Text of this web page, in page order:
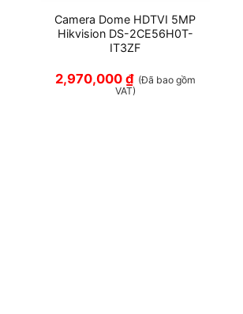
Camera Dome HDTVI 5MP
Hikvision DS-2CE56H0T-
IT3ZF
2,970,000 ₫ (Đã bao gồm
VAT)